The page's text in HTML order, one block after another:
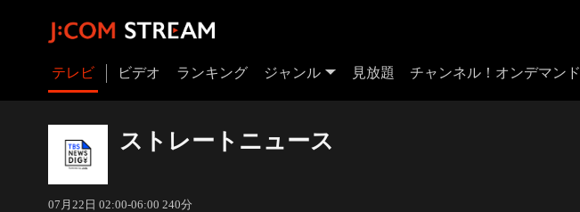
テレビ ビデオ ランキング ジャンル 見放題 チャンネル！オンデマンド
ストレートニュース
07月22日 02:00-06:00 240分